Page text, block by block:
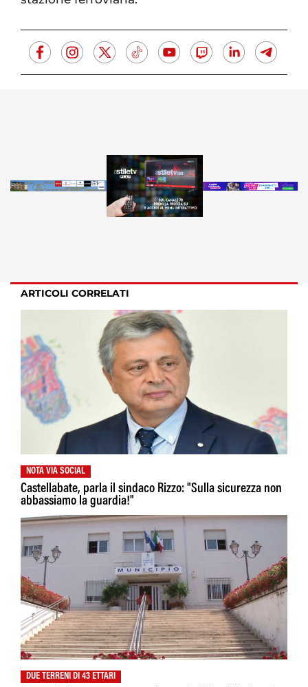
ARTICOLI CORRELATI
NOTA VIA SOCIAL
Castellabate, parla il sindaco Rizzo: "Sulla sicurezza non
abbassiamo la guardia!"
DUE TERRENI DI 43 ETTARI